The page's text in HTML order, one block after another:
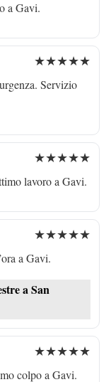
a Gavi.
★★★★★
Servizio
★★★★★
lavoro a Gavi.
★★★★★
a Gavi.
a San
★★★★★
colpo a Gavi.